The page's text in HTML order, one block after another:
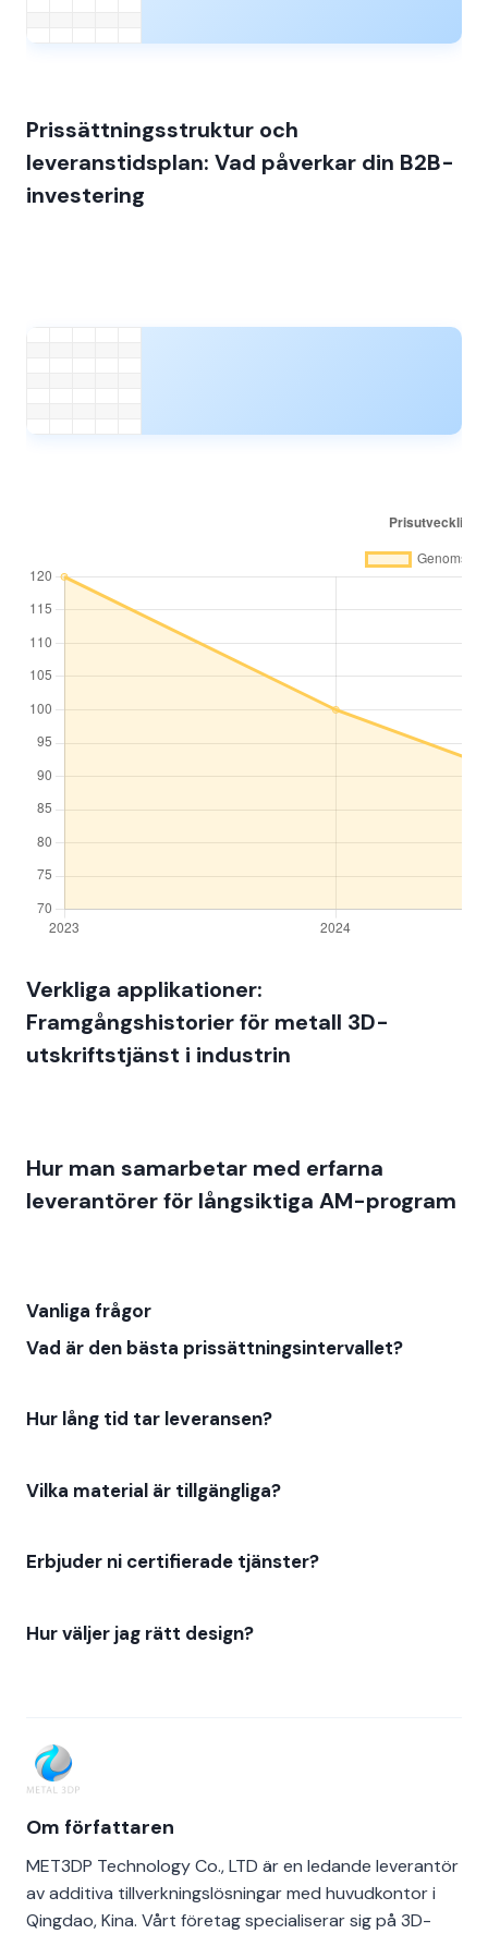
Prissättningsstruktur och
leveranstidsplan: Vad påverkar din B2B-
investering
Verkliga applikationer:
Framgångshistorier för metall 3D-
utskriftstjänst i industrin
Hur man samarbetar med erfarna
leverantörer för långsiktiga AM-program
Vanliga frågor
Vad är den bästa prissättningsintervallet?
Hur lång tid tar leveransen?
Vilka material är tillgängliga?
Erbjuder ni certifierade tjänster?
Hur väljer jag rätt design?
Om författaren
MET3DP Technology Co., LTD är en ledande leverantör
av additiva tillverkningslösningar med huvudkontor i
Qingdao, Kina. Vårt företag specialiserar sig på 3D-